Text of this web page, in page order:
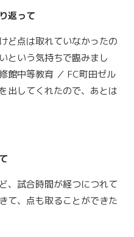
返って
ど点は取れていなかったの
という気持ちで臨みまし
館中等教育 ／ FC町田ゼル
出してくれたので、あとは
、試合時間が経つにつれて
て、点も取ることができた